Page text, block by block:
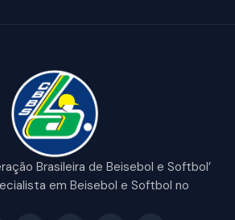
Brasileira de Beisebol e Softbol’
em Beisebol e Softbol no